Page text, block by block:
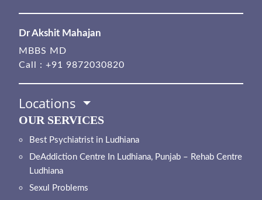
Dr Akshit Mahajan
MBBS MD
Call : +91 9872030820
Locations
OUR SERVICES
Best Psychiatrist in Ludhiana
DeAddiction Centre In Ludhiana, Punjab – Rehab Centre
Ludhiana
Sexul Problems